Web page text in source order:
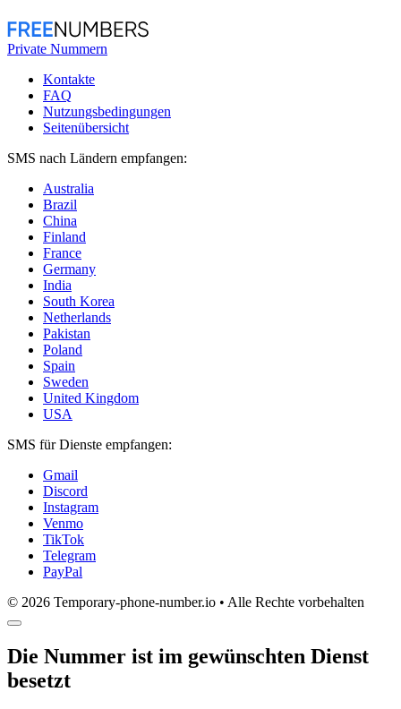
Private Nummern
Kontakte
FAQ
Nutzungsbedingungen
Seitenübersicht
SMS nach Ländern empfangen:
Australia
Brazil
China
Finland
France
Germany
India
South Korea
Netherlands
Pakistan
Poland
Spain
Sweden
United Kingdom
USA
SMS für Dienste empfangen:
Gmail
Discord
Instagram
Venmo
TikTok
Telegram
PayPal
© 2026 Temporary-phone-number.io • Alle Rechte vorbehalten
Die Nummer ist im gewünschten Dienst
besetzt